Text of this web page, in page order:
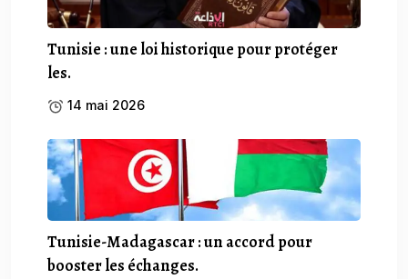
Tunisie : une loi historique pour protéger
les.
14 mai 2026
Tunisie-Madagascar : un accord pour
booster les échanges.